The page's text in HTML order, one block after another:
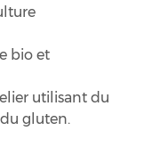
bio et
utilisant du
gluten.